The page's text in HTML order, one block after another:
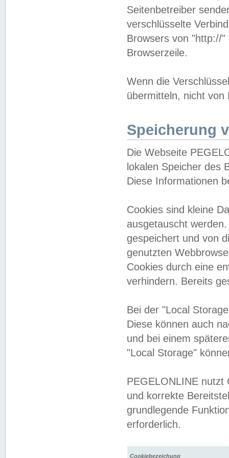
Seitenbetreiber
verschlüsselte
Browsers von "http://
Browserzeile.
Wenn die
übermitteln, nicht von
Speicherung
Die Webseite
lokalen Speicher des
Diese Informationen
Cookies sind kleine
ausgetauscht
gespeichert und von
genutzten
Cookies durch eine
verhindern. Bereits
Bei der "Local
Diese können auch
und bei einem
"Local Storage"
PEGELONLINE nutzt
und korrekte
grundlegende
erforderlich.
Cookiebezeichung